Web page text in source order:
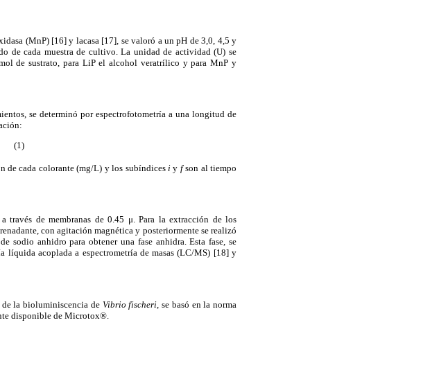
(MnP) [16] y lacasa [17], se valoró a un pH de 3,0, 4,5 y
de cada muestra de cultivo. La unidad de actividad (U) se
de sustrato, para LiP el alcohol veratrílico y para MnP y
se determinó por espectrofotometría a una longitud de
(1)
de cada colorante (mg/L) y los subíndicesiy fson al tiempo
través de membranas de 0.45 μ. Para la extracción de los
con agitación magnética y posteriormente se realizó
sodio anhidro para obtener una fase anhidra. Esta fase, se
líquida acoplada a espectrometría de masas (LC/MS) [18] y
la bioluminiscencia de Vibrio fischeri , se basó en la norma
disponible de Microtox®.